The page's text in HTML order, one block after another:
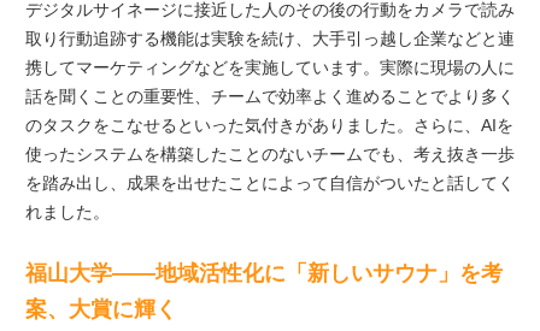
デジタルサイネージに接近した人のその後の行動をカメラで読み
取り行動追跡する機能は実験を続け、大手引っ越し企業などと連
携してマーケティングなどを実施しています。実際に現場の人に
話を聞くことの重要性、チームで効率よく進めることでより多く
のタスクをこなせるといった気付きがありました。さらに、AIを
使ったシステムを構築したことのないチームでも、考え抜き一歩
を踏み出し、成果を出せたことによって自信がついたと話してく
れました。
福山大学――地域活性化に「新しいサウナ」を考
案、大賞に輝く